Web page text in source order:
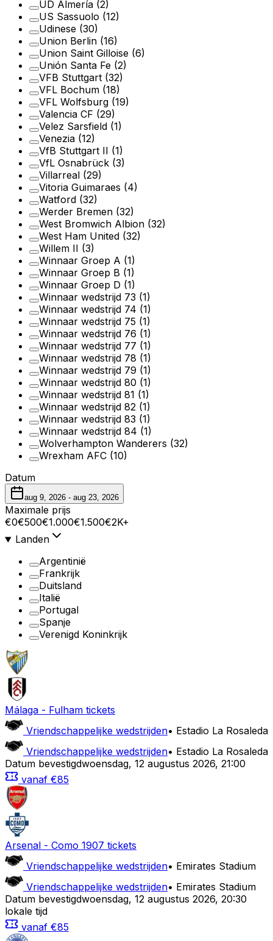
UD Almería (2)
US Sassuolo (12)
Udinese (30)
Union Berlin (16)
Union Saint Gilloise (6)
Unión Santa Fe (2)
VFB Stuttgart (32)
VFL Bochum (18)
VFL Wolfsburg (19)
Valencia CF (29)
Velez Sarsfield (1)
Venezia (12)
VfB Stuttgart II (1)
VfL Osnabrück (3)
Villarreal (29)
Vitoria Guimaraes (4)
Watford (32)
Werder Bremen (32)
West Bromwich Albion (32)
West Ham United (32)
Willem II (3)
Winnaar Groep A (1)
Winnaar Groep B (1)
Winnaar Groep D (1)
Winnaar wedstrijd 73 (1)
Winnaar wedstrijd 74 (1)
Winnaar wedstrijd 75 (1)
Winnaar wedstrijd 76 (1)
Winnaar wedstrijd 77 (1)
Winnaar wedstrijd 78 (1)
Winnaar wedstrijd 79 (1)
Winnaar wedstrijd 80 (1)
Winnaar wedstrijd 81 (1)
Winnaar wedstrijd 82 (1)
Winnaar wedstrijd 83 (1)
Winnaar wedstrijd 84 (1)
Wolverhampton Wanderers (32)
Wrexham AFC (10)
Datum
aug 9, 2026 - aug 23, 2026
Maximale prijs
€0€500€1.000€1.500€2K+
Landen
Argentinië
Frankrijk
Duitsland
Italië
Portugal
Spanje
Verenigd Koninkrijk
Málaga - Fulham tickets
Vriendschappelijke wedstrijden• Estadio La Rosaleda
Vriendschappelijke wedstrijden• Estadio La Rosaleda
Datum bevestigdwoensdag, 12 augustus 2026, 21:00
vanaf €85
Arsenal - Como 1907 tickets
Vriendschappelijke wedstrijden• Emirates Stadium
Vriendschappelijke wedstrijden• Emirates Stadium
Datum bevestigdwoensdag, 12 augustus 2026, 20:30
lokale tijd
vanaf €85